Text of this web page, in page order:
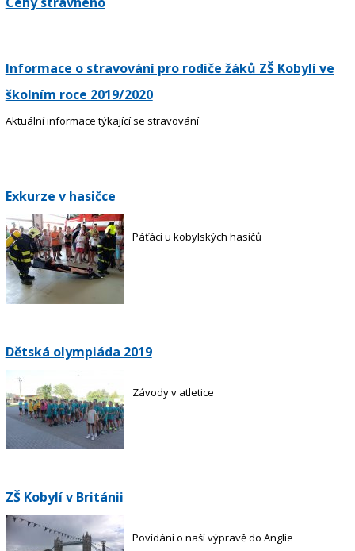
Informace o stravování pro rodiče žáků ZŠ Kobylí ve
školním roce 2019/2020
Aktuální informace týkající se stravování
Exkurze v hasičce
Páťáci u kobylských hasičů
Dětská olympiáda 2019
Závody v atletice
ZŠ Kobylí v Británii
Povídání o naší výpravě do Anglie